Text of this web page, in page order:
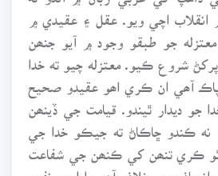
انقلاب اچي ويو. عقل ۽ عقيدي ۾
جو طبقو وجود ۾ آيو جنھن
شروع ڪيو. معتزله چيو ته خدا
آھي ان ڪري اھو عقيدو صحيح
جو ديدار ٿيندو. قيامت جي ڏينھن
ڪندو ڇاڪاڻ ته جيڪو خدا جي
ڪري تنھن کي ڪنھن جي شفاعت
انصاف جي خلاف آھي. ابليس نفس